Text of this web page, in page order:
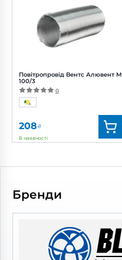
Діаметр:
100 мм
Потужність:
2 Вт
Рівень шуму:22 дБ(А)
Повітропровід Вентс Алювент М
100/3
0
208₴
В наявності
Артикул:
0000219431
Бренди